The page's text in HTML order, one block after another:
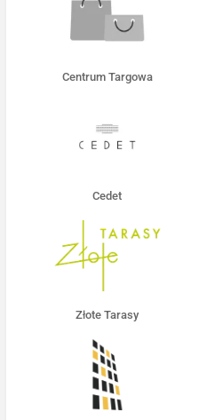
Centrum Targowa
Cedet
Złote Tarasy